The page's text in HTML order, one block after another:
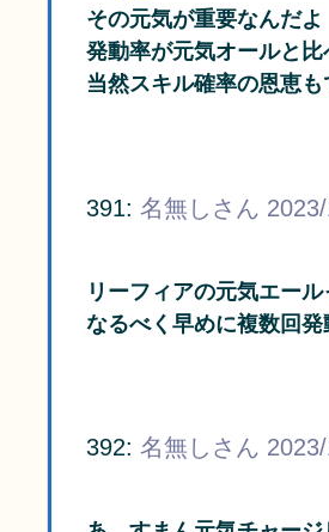
その元気が重要なんだよ
発動率が元気オールと
当然スキル確率の恩恵も
391: 名無しさん
リーフィアの元気エー
なるべく早めに複数回
392: 名無しさん